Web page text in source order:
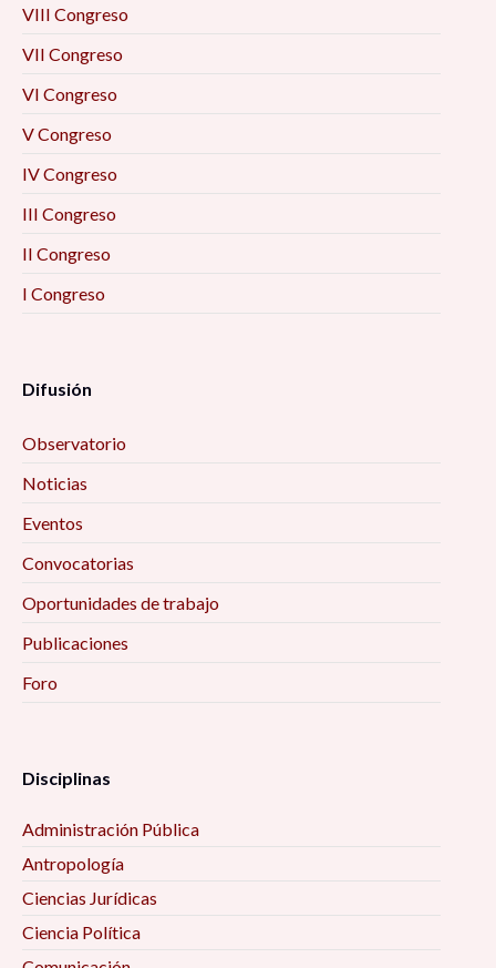
visión de los egresados 10:00 am
La resiliencia como eje enfrentar el futuro
Prevención situacional del delito 10:00 am
puede ser 10:00 am
Metamorfosis: Familia, emociones y pandemia
SENTIK: Creación de redes sociales para la
Ciclo de conferencias «Educación, Actividad
Física y Salud» 10:00 am
Encuentro Interinstitucional de Estudios
Etarios 10:00 am
ejercicio de derechos políticos y civiles 10:00 am
La filosofía de las ciencias sociales 10:00 am
Mujeres, vejez y envejecimiento desde algunas
VIII Congreso
VII Congreso
VI Congreso
V Congreso
IV Congreso
III Congreso
II Congreso
I Congreso
Difusión
Observatorio
Noticias
Eventos
Convocatorias
Oportunidades de trabajo
Publicaciones
Foro
Disciplinas
Administración Pública
Antropología
Ciencias Jurídicas
Ciencia Política